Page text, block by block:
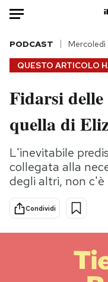
HOME
Italia
Politica
Tecnologia
Internet
Scienza
Cultura
Economia
QUESTO ARTICOLO
PODCAST Mercoledì
Fidarsi
quella di
L'inevitabile
collegata alla
degli altri, non
Condividi